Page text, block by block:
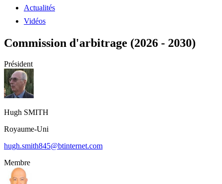
Actualités
Vidéos
Commission d'arbitrage (2026 - 2030)
Président
Hugh SMITH
Royaume-Uni
hugh.smith845@btinternet.com
Membre